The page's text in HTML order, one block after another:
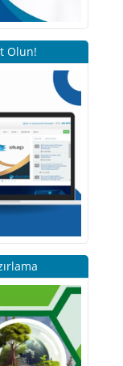
Olun!